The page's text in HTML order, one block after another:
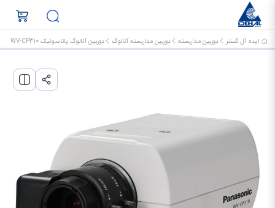
ایده آل گستر دوربین مداربسته دوربین مداربسته آنالوگ دوربین آنالوگ پاناسونیک WV-CP310